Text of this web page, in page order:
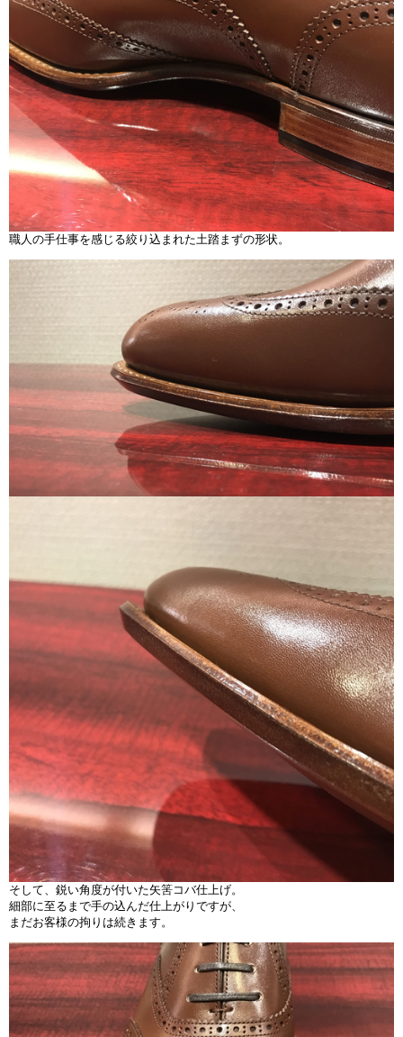
職人の手仕事を感じる絞り込まれた土踏まずの形状。
そして、鋭い角度が付いた矢筈コバ仕上げ。
細部に至るまで手の込んだ仕上がりですが、
まだお客様の拘りは続きます。